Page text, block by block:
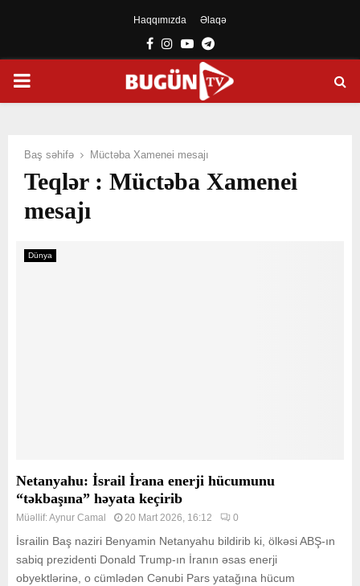
Haqqımızda Əlaqə
Facebook
Instagram
YoutubeTelegram
PRIMARY
Baş səhifə Müctəba Xamenei mesajı
Teqlər : Müctəba Xamenei
mesajı
Dünya
Netanyahu: İsrail İrana enerji hücumunu
“təkbaşına” həyata keçirib
Müəllif:Aynur Camal 20 Mart 2026, 16:12 0
İsrailin Baş naziri Benyamin Netanyahu bildirib ki, ölkəsi ABŞ-ın
sabiq prezidenti Donald Trump-ın İranın əsas enerji
obyektlərinə, o cümlədən Cənubi Pars yatağına hücum